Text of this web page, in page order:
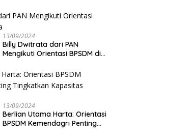
13/09/2024
Billy Dwitrata dari PAN
Mengikuti Orientasi BPSDM di
13/09/2024
Berlian Utama Harta: Orientasi
BPSDM Kemendagri Penting